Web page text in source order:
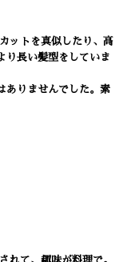
ットを真似したり、高
り長い髪型をしていま
ありませんでした。素